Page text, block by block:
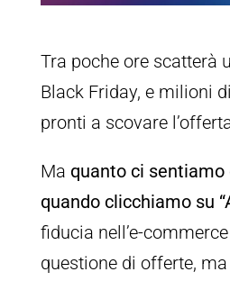
Tra poche ore scatterà
Black Friday, e milioni
pronti a scovare
Ma quanto ci sentiamo
quando clicchiamo su
fiducia nell’e-
questione di offerte,